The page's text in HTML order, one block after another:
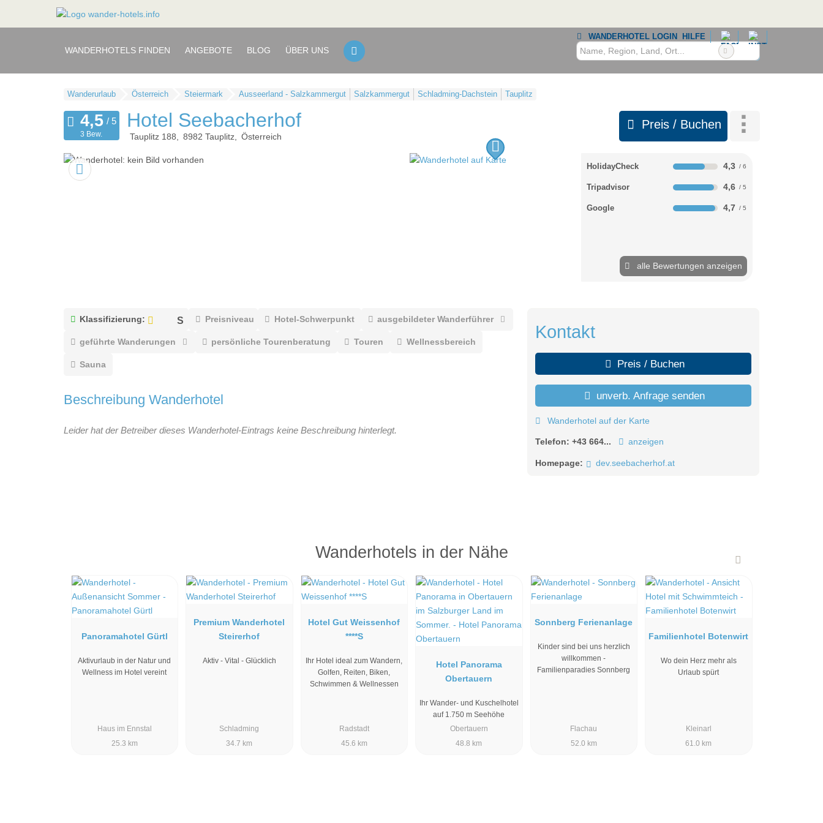
WANDERHOTEL LOGIN HILFE
WANDERHOTELS FINDEN ANGEBOTE BLOG ÜBER UNS
Wanderurlaub Österreich Steiermark Ausseerland - Salzkammergut Salzkammergut Schladming-Dachstein Tauplitz
Hotel Seebacherhof
Tauplitz 188 8982 Tauplitz Österreich
Preis / Buchen
3 Bew.
HolidayCheck 4,3
Tripadvisor 4,6
Google 4,7
alle Bewertungen anzeigen
Klassifizierung: Preisniveau Hotel-Schwerpunkt ausgebildeter Wanderführer
geführte Wanderungen persönliche Tourenberatung Touren Wellnessbereich
Sauna
Beschreibung Wanderhotel
Leider hat der Betreiber dieses Wanderhotel-Eintrags keine Beschreibung hinterlegt.
Kontakt
Preis / Buchen
unverb. Anfrage senden
Wanderhotel auf der Karte
Telefon:+43 664... anzeigen
Homepage: dev.seebacherhof.at
Wanderhotels in der Nähe
Panoramahotel Gürtl
Aktivurlaub in der Natur und
Wellness im Hotel vereint
Haus im Ennstal
25.3 km
Premium Wanderhotel
Steirerhof
Aktiv - Vital - Glücklich
Schladming
34.7 km
Hotel Gut Weissenhof
****S
Ihr Hotel ideal zum Wandern,
Golfen, Reiten, Biken,
Schwimmen & Wellnessen
Radstadt
45.6 km
Hotel Panorama
Obertauern
Ihr Wander- und Kuschelhotel
auf 1.750 m Seehöhe
Obertauern
48.8 km
Sonnberg Ferienanlage
Kinder sind bei uns herzlich
willkommen -
Familienparadies Sonnberg
Flachau
52.0 km
Familienhotel Botenwirt
Wo dein Herz mehr als
Urlaub spürt
Kleinarl
61.0 km